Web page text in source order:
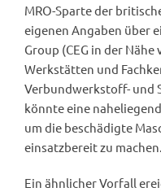
MRO-Sparte der
eigenen Angaben über
Group (CEG in der
Werkstätten und
Verbundwerkstoff- und
könnte eine
um die beschädigte
einsatzbereit zu machen.
Ein ähnlicher Vorfall